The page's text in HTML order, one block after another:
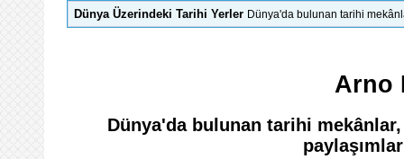
Dünya Üzerindeki Tarihi Yerler Dünya'da bulunan tarihi
Arno
Dünya'da bulunan tarihi